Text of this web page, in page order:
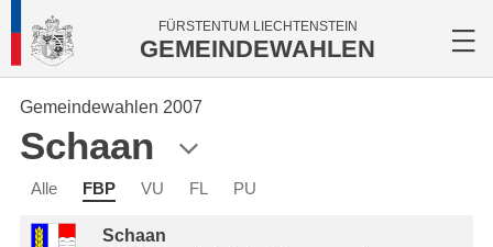
FÜRSTENTUM LIECHTENSTEIN
GEMEINDEWAHLEN
Gemeindewahlen 2007
Schaan
Alle FBP VU FL PU
Schaan